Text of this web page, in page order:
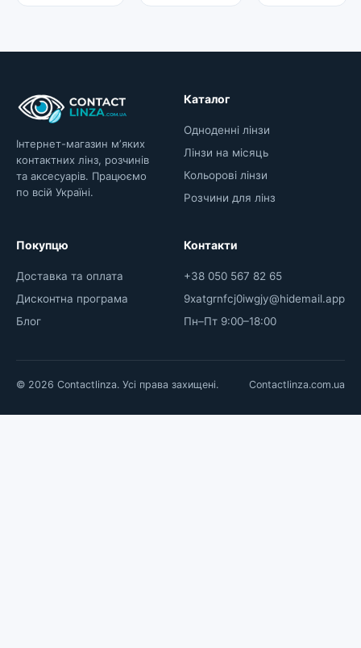
Інтернет-магазин мʼяких
контактних лінз, розчинів
та аксесуарів. Працюємо
по всій Україні.
Каталог
Одноденні лінзи
Лінзи на місяць
Кольорові лінзи
Розчини для лінз
Покупцю
Доставка та оплата
Дисконтна програма
Блог
Контакти
+38 050 567 82 65
9xatgrnfcj0iwgjy@hidemail.app
Пн–Пт 9:00–18:00
© 2026 Contactlinza. Усі права захищені. Contactlinza.com.ua